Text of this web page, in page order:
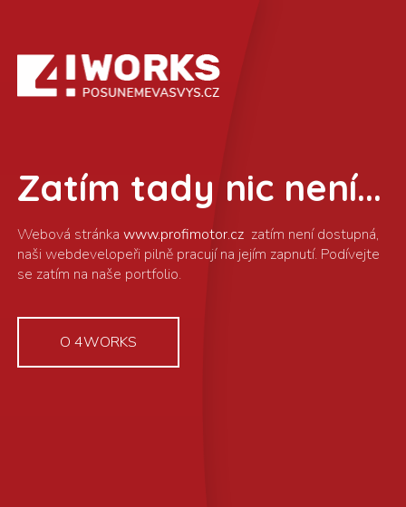
Zatím tady nic není...
www.profimotor.cz
O 4WORKS